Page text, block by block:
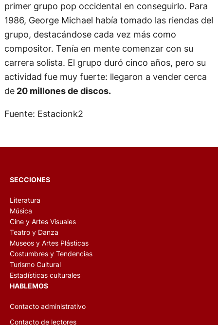
primer grupo pop occidental en conseguirlo. Para
1986, George Michael había tomado las riendas del
grupo, destacándose cada vez más como
compositor. Tenía en mente comenzar con su
carrera solista. El grupo duró cinco años, pero su
actividad fue muy fuerte: llegaron a vender cerca
de20 millones de discos.
Fuente: Estacionk2
SECCIONES
Literatura
Música
Cine y Artes Visuales
Teatro y Danza
Museos y Artes Plásticas
Costumbres y Tendencias
Turismo Cultural
Estadísticas culturales
HABLEMOS
Contacto administrativo
Contacto de lectores